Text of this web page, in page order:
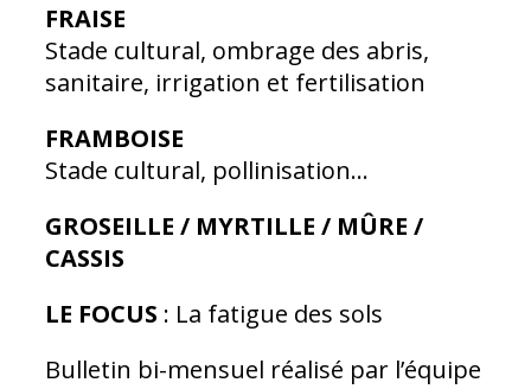
FRAISE
Stade cultural, ombrage des abris,
sanitaire, irrigation et fertilisation
FRAMBOISE
Stade cultural, pollinisation…
GROSEILLE / MYRTILLE / MÛRE /
CASSIS
LE FOCUS : La fatigue des sols
Bulletin bi-mensuel réalisé par l’équipe